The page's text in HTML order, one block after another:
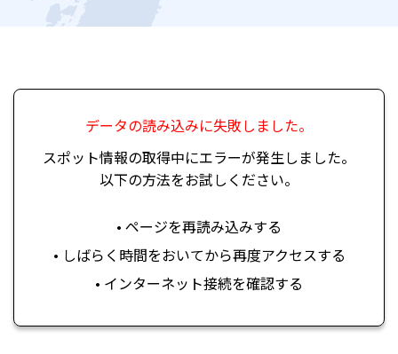
データの読み込みに失敗しました。
スポット情報の取得中にエラーが発生しました。
以下の方法をお試しください。
• ページを再読み込みする
• しばらく時間をおいてから再度アクセスする
• インターネット接続を確認する